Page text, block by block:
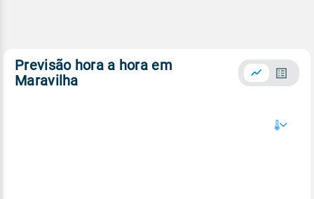
Previsão hora a hora em
Maravilha